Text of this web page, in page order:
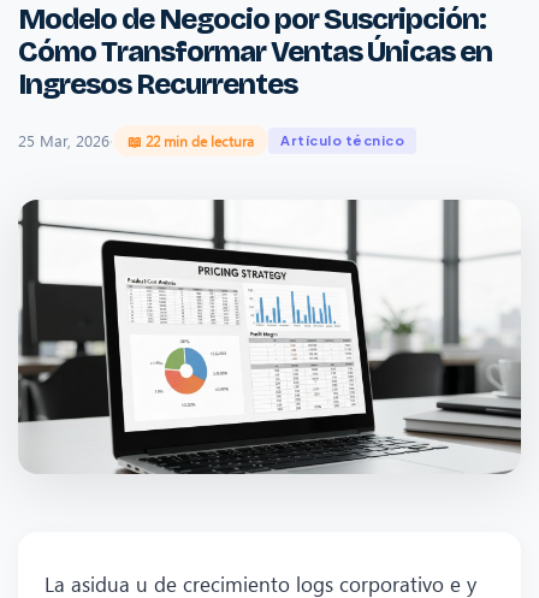
Modelo de Negocio por Suscripción:
Cómo Transformar Ventas Únicas en
Ingresos Recurrentes
25 Mar, 2026· 📖 22 min de lectura Artículo técnico
La asidua u de crecimiento logs corporativo e y